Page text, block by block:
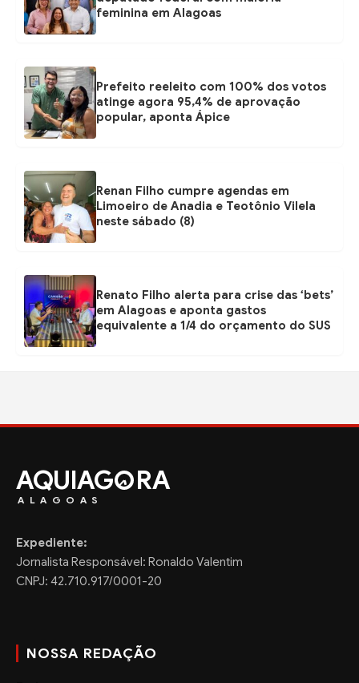
i
s
i
s
feminina em Alagoas
Prefeito reeleito com 100% dos votos
atinge agora 95,4% de aprovação
popular, aponta Ápice
Renan Filho cumpre agendas em
Limoeiro de Anadia e Teotônio Vilela
neste sábado (8)
Renato Filho alerta para crise das ‘bets’
em Alagoas e aponta gastos
equivalente a 1/4 do orçamento do SUS
AQUIAG RA
ALAGOAS
Expediente:
Jornalista Responsável: Ronaldo Valentim
CNPJ: 42.710.917/0001-20
NOSSA REDAÇÃO